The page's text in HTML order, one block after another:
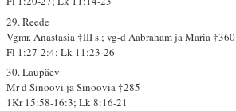
29. Reede
Vgmr. Anastasia †III s.; vg-d Aabraham ja Maria †360
Fl 1:27-2:4; Lk 11:23-26
30. Laupäev
Mr-d Sinoovi ja Sinoovia †285
1Kr 15:58-16:3; Lk 8:16-21